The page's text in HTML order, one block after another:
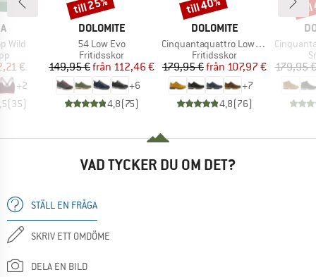
Wild
pris
€
+2
(35)
VARUMÄRKE
DOLOMITE
Produkter
54 Low Evo
Produktgrupp
Fritidsskor
Pris
149,95 € Reducerat pris
från 112,46 €
+6
4,8(75)
till 25%
VARUMÄRKE
DOLOMITE
Produkter
Cinquantaquattro Low Full Grain Leather Evo GTX
Produktgrupp
Fritidsskor
Pris
179,95 € Reducerat pris
från 107,97 €
+7
4,8(76)
till 40%
Produkter
Cinquantaquattro
179,95 €
VAD TYCKER DU OM DET?
STÄLL EN FRÅGA
SKRIV ETT OMDÖME
DELA EN BILD